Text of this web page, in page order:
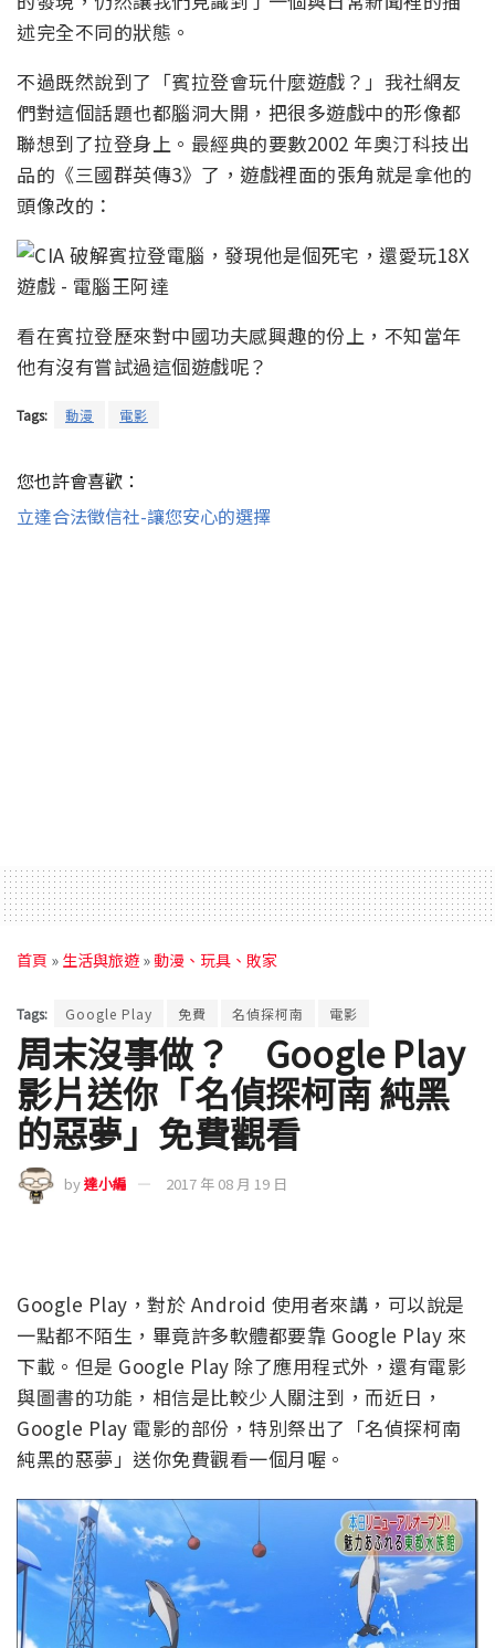
述完全不同的狀態。
不過既然說到了「賓拉登會玩什麼遊戲？」我社網友
們對這個話題也都腦洞大開，把很多遊戲中的形像都
聯想到了拉登身上。最經典的要數2002 年奧汀科技出
品的《三國群英傳3》了，遊戲裡面的張角就是拿他的
頭像改的：
看在賓拉登歷來對中國功夫感興趣的份上，不知當年
他有沒有嘗試過這個遊戲呢？
Tags: 動漫 電影
您也許會喜歡：
立達合法徵信社-讓您安心的選擇
首頁 » 生活與旅遊 » 動漫、玩具、敗家
Tags: Google Play 免費 名偵探柯南 電影
周末沒事做？ Google Play
影片送你「名偵探柯南 純黑
的惡夢」免費觀看
by達小編 2017 年 08 月 19 日
Google Play，對於 Android 使用者來講，可以說是
一點都不陌生，畢竟許多軟體都要靠 Google Play 來
下載。但是 Google Play 除了應用程式外，還有電影
與圖書的功能，相信是比較少人關注到，而近日，
Google Play 電影的部份，特別祭出了「名偵探柯南
純黑的惡夢」送你免費觀看一個月喔。